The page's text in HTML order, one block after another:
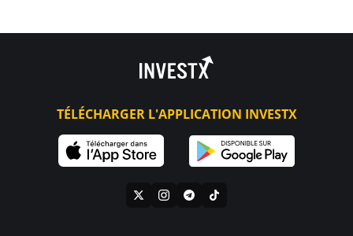
TÉLÉCHARGER L'APPLICATION INVESTX